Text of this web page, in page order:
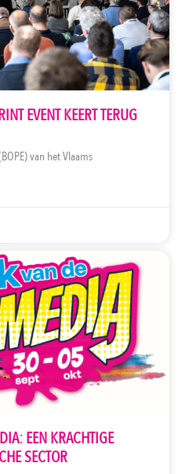
EVENT KEERT TERUG
van het Vlaams
EEN KRACHTIGE
SECTOR